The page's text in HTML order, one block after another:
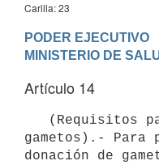
Carilla: 23
PODER EJECUTIVO
Artículo 14
gametos).- Para
donación de